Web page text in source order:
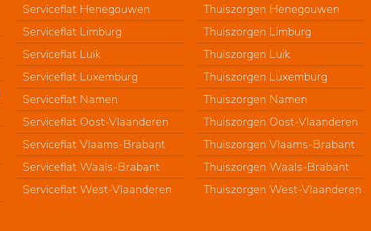
Serviceflat Henegouwen
Serviceflat Limburg
Serviceflat Luik
Serviceflat Luxemburg
Serviceflat Namen
Serviceflat Oost-Vlaanderen
Serviceflat Vlaams-Brabant
Serviceflat Waals-Brabant
Serviceflat West-Vlaanderen
Thuiszorgen Henegouwen
Thuiszorgen Limburg
Thuiszorgen Luik
Thuiszorgen Luxemburg
Thuiszorgen Namen
Thuiszorgen Oost-Vlaanderen
Thuiszorgen Vlaams-Brabant
Thuiszorgen Waals-Brabant
Thuiszorgen West-Vlaanderen